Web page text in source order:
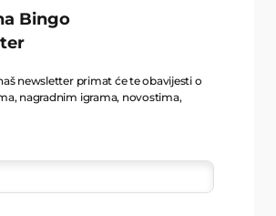
Bingo
newsletter primat će te obavijesti o
nagradnim igrama, novostima,